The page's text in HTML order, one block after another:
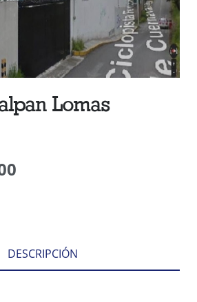
con un crédito?
Lomas
DESCRIPCIÓN